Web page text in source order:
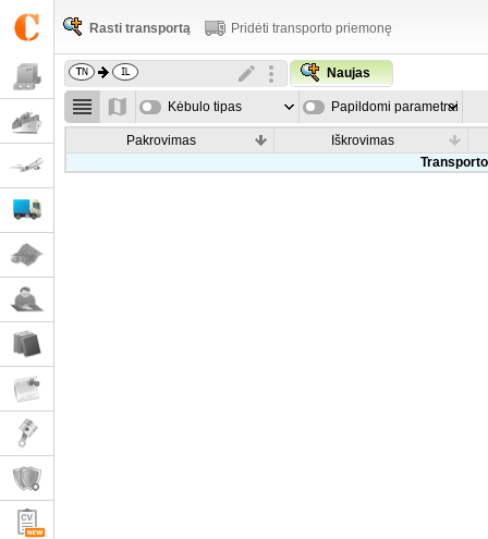
Rasti transportą Pridėti transporto priemonę
Naujas
Kėbulo tipas Papildomi parametrai
Pakrovimas
Iškrovimas